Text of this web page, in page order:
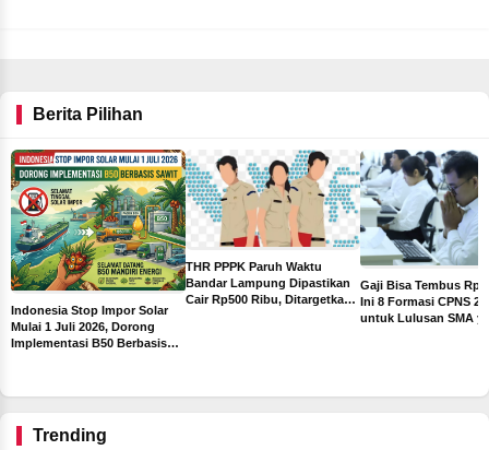
Berita Pilihan
Indonesia Stop Impor Solar
Mulai 1 Juli 2026, Dorong
Implementasi B50 Berbasis
THR PPPK Paruh Waktu
Bandar Lampung Dipastikan
Cair Rp500 Ribu, Ditargetkan
Gaji Bisa Tembus
Ini 8 Formasi CPNS
untuk Lulusan SMA
Trending